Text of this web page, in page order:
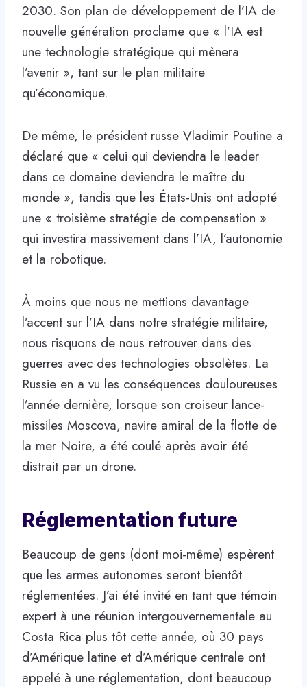
2030. Son plan de développement de l’IA de
nouvelle génération proclame que « l’IA est
une technologie stratégique qui mènera
l’avenir », tant sur le plan militaire
qu’économique.
De même, le président russe Vladimir Poutine a
déclaré que « celui qui deviendra le leader
dans ce domaine deviendra le maître du
monde », tandis que les États-Unis ont adopté
une « troisième stratégie de compensation »
qui investira massivement dans l’IA, l’autonomie
et la robotique.
À moins que nous ne mettions davantage
l’accent sur l’IA dans notre stratégie militaire,
nous risquons de nous retrouver dans des
guerres avec des technologies obsolètes. La
Russie en a vu les conséquences douloureuses
l’année dernière, lorsque son croiseur lance-
missiles Moscova, navire amiral de la flotte de
la mer Noire, a été coulé après avoir été
distrait par un drone.
Réglementation future
Beaucoup de gens (dont moi-même) espèrent
que les armes autonomes seront bientôt
réglementées. J’ai été invité en tant que témoin
expert à une réunion intergouvernementale au
Costa Rica plus tôt cette année, où 30 pays
d’Amérique latine et d’Amérique centrale ont
appelé à une réglementation, dont beaucoup